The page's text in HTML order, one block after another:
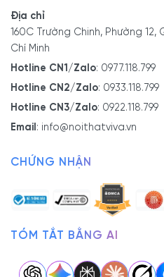
Địa chỉ
160C Trường Chinh, Phường
Chí Minh
Hotline CN1/Zalo: 0977.118.799
Hotline CN2/Zalo: 0933.118.799
Hotline CN3/Zalo: 0922.118.799
Email : info@noithatviva.vn
CHỨNG NHẬN
TÓM TẮT BẰNG AI